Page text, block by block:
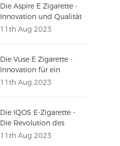
Die Aspire E Zigarette -
Innovation und Qualität
vereint
11th Aug 2023
Die Vuse E Zigarette -
Innovation für ein
erstklassiges
11th Aug 2023
Die IQOS E-Zigarette -
Die Revolution des
Rauchens
11th Aug 2023